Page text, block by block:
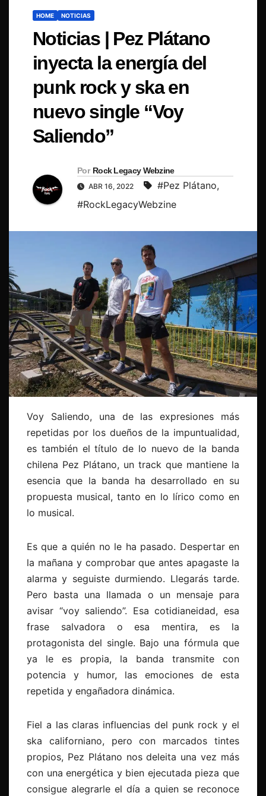
HOME NOTICIAS
Noticias | Pez Plátano
inyecta la energía del
punk rock y ska en
nuevo single “Voy
Saliendo”
Por Rock Legacy Webzine
ABR 16, 2022 #Pez Plátano,
#RockLegacyWebzine
Voy Saliendo, una de las expresiones más
repetidas por los dueños de la impuntualidad,
es también el título de lo nuevo de la banda
chilena Pez Plátano, un track que mantiene la
esencia que la banda ha desarrollado en su
propuesta musical, tanto en lo lírico como en
lo musical.
Es que a quién no le ha pasado. Despertar en
la mañana y comprobar que antes apagaste la
alarma y seguiste durmiendo. Llegarás tarde.
Pero basta una llamada o un mensaje para
avisar “voy saliendo”. Esa cotidianeidad, esa
frase salvadora o esa mentira, es la
protagonista del single. Bajo una fórmula que
ya le es propia, la banda transmite con
potencia y humor, las emociones de esta
repetida y engañadora dinámica.
Fiel a las claras influencias del punk rock y el
ska californiano, pero con marcados tintes
propios, Pez Plátano nos deleita una vez más
con una energética y bien ejecutada pieza que
consigue alegrarle el día a quien se reconoce